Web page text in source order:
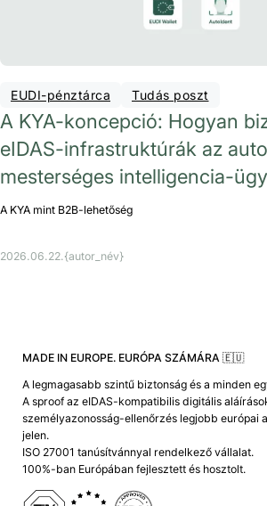
EUDI-pénztárca Tudás poszt
A KYA-koncepció: Hogyan
eIDAS-infrastruktúrák az
mesterséges intelligencia-
A KYA mint B2B-lehetőség
2026.06.22. {autor_név}
MADE IN EUROPE. EURÓPA SZÁMÁRA 🇪🇺
A legmagasabb szintű biztonság és a minden
A sproof az eIDAS-kompatibilis digitális
személyazonosság-ellenőrzés legjobb európai
jelen.
ISO 27001 tanúsítvánnyal rendelkező vállalat.
100%-ban Európában fejlesztett és hosztolt.